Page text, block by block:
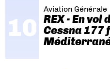
Aviation Générale
REX - En
Cessna 177